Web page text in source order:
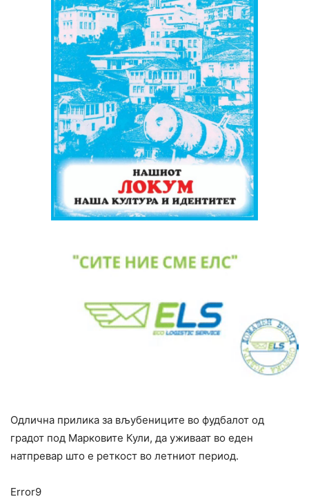
Одлична прилика за вљубениците во фудбалот од
градот под Марковите Кули, да уживаат во еден
натпревар што е реткост во летниот период.
Error9